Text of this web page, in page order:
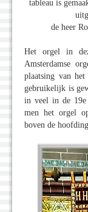
tableau is
de heer
Het orgel in
Amsterdamse
plaatsing van
gebruikelijk is
in veel in de 19e
men het orgel
boven de